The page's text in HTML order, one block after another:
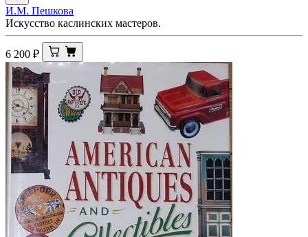
И.М. Пешкова
Искусство каслинских мастеров.
6 200 ₽